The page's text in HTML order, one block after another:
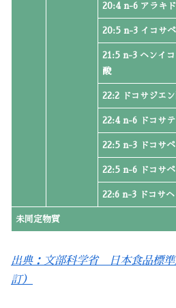
20:4 n-6 アラキ
20:5 n-3 イコサ
21:5 n-3 ヘンイ
酸
22:2 ドコサジエ
22:4 n-6 ドコサ
22:5 n-3 ドコサ
22:5 n-6 ドコサ
22:6 n-3 ドコサ
未同定物質
出典：文部科学省 日本食品標
訂）